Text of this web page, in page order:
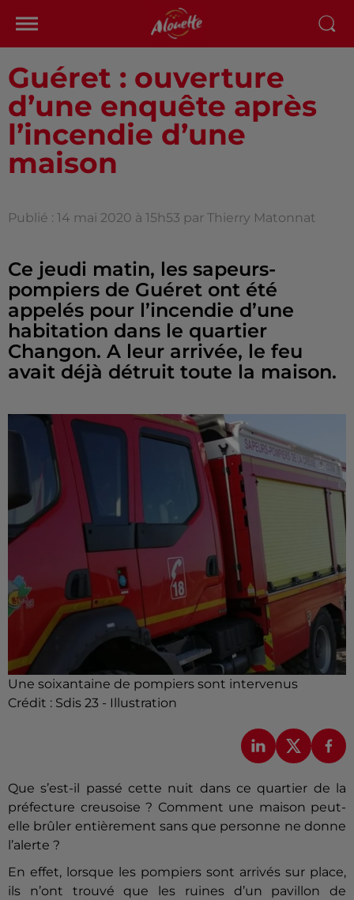
Guéret : ouverture
d’une enquête après
l’incendie d’une
maison
Publié : 14 mai 2020 à 15h53 par Thierry Matonnat
Ce jeudi matin, les sapeurs-
pompiers de Guéret ont été
appelés pour l’incendie d’une
habitation dans le quartier
Changon. A leur arrivée, le feu
avait déjà détruit toute la maison.
Une soixantaine de pompiers sont intervenus
Crédit : Sdis 23 - Illustration
Que s’est-il passé cette nuit dans ce quartier de la
préfecture creusoise ? Comment une maison peut-
elle brûler entièrement sans que personne ne donne
l’alerte ?
En effet, lorsque les pompiers sont arrivés sur place,
ils n’ont trouvé que les ruines d’un pavillon de